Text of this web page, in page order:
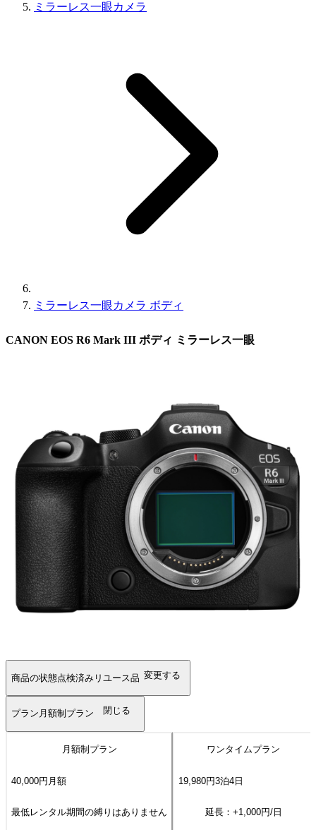
ミラーレス一眼カメラ
ミラーレス一眼カメラ ボディ
CANON EOS R6 Mark III ボディ ミラーレス一眼
商品の状態点検済みリユース品 変更する
プラン 月額制プラン 閉じる
月額制プラン
40,000円 月額
最低レンタル期間の縛りはありません
ワンタイムプラン
19,980円3泊4日
延長：+1,000円/日